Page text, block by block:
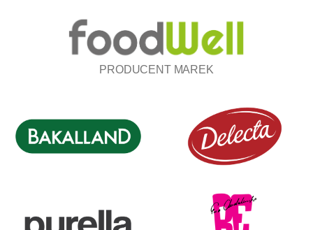
PRODUCENT MAREK